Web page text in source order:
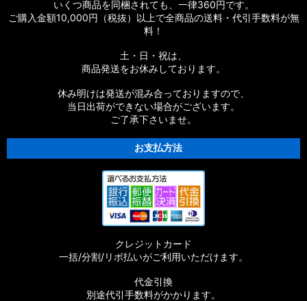
いくつ商品を同梱されても、一律360円です。
ご購入金額10,000円（税抜）以上で全商品の送料・代引手数料が無
料！
土・日・祝は、
商品発送をお休みしております。
休み明けは発送が混み合っておりますので、
当日出荷ができない場合がございます。
ご了承下さいませ。
お支払方法
クレジットカード
一括/分割/リボ払いがご利用いただけます。
代金引換
別途代引手数料がかかります。